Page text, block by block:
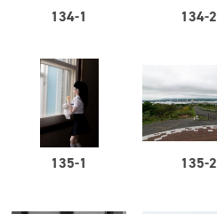
134-1 134-2
135-1 135-2